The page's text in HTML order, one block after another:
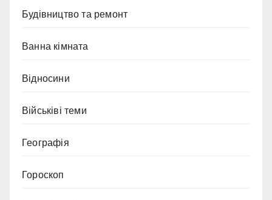
Будівництво та ремонт
Ванна кімната
Відносини
Військіві теми
Географія
Гороскоп